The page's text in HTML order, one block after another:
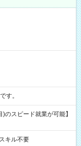
です。
のスピード就業が可能】
キル不要